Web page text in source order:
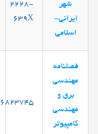
شهر
ایرانی-
اسلامی
2228-
639X
فصلنامه
مهندسی
برق و
مهندسی
کامپيوتر
16823745